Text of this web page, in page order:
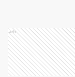
Ads